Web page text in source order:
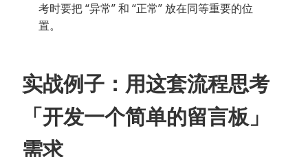
考时要把 “异常” 和 “正常” 放在同等重要的位
置。
实战例子：用这套流程思考
「开发一个简单的留言板」
需求